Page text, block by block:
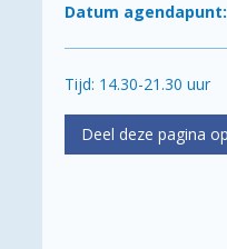
Datum agendapunt:
Tijd: 14.30-21.30 uur